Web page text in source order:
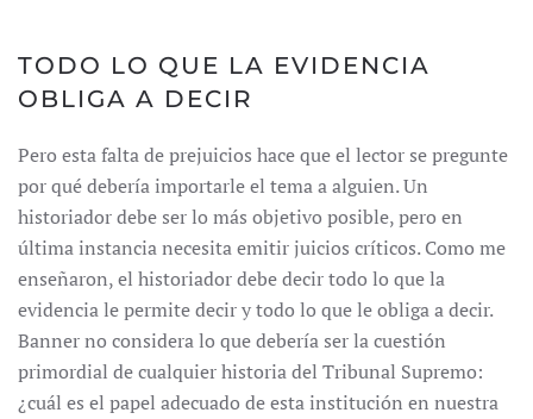
TODO LO QUE LA EVIDENCIA
OBLIGA A DECIR
Pero esta falta de prejuicios hace que el lector se pregunte
por qué debería importarle el tema a alguien. Un
historiador debe ser lo más objetivo posible, pero en
última instancia necesita emitir juicios críticos. Como me
enseñaron, el historiador debe decir todo lo que la
evidencia le permite decir y todo lo que le obliga a decir.
Banner no considera lo que debería ser la cuestión
primordial de cualquier historia del Tribunal Supremo:
¿cuál es el papel adecuado de esta institución en nuestra